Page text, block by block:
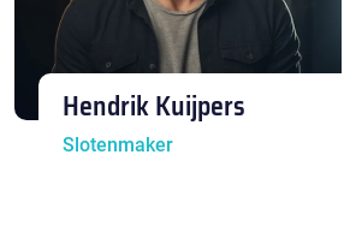
Hendrik Kuijpers
Slotenmaker